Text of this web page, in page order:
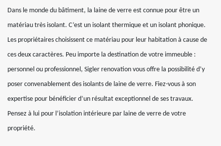
Dans le monde du bâtiment, la laine de verre est connue pour être un
matériau très isolant. C’est un isolant thermique et un isolant phonique.
Les propriétaires choisissent ce matériau pour leur habitation à cause de
ces deux caractères. Peu importe la destination de votre immeuble :
personnel ou professionnel, Sigler renovation vous offre la possibilité d’y
poser convenablement des isolants de laine de verre. Fiez-vous à son
expertise pour bénéficier d’un résultat exceptionnel de ses travaux.
Pensez à lui pour l’isolation intérieure par laine de verre de votre
propriété.